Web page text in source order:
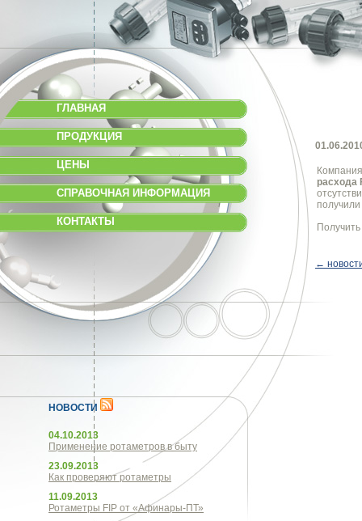
ГЛАВНАЯ
ПРОДУКЦИЯ
ЦЕНЫ
СПРАВОЧНАЯ ИНФОРМАЦИЯ
КОНТАКТЫ
НОВОСТИ
04.10.2013
Применение ротаметров в быту
23.09.2013
Как проверяют ротаметры
11.09.2013
Ротаметры FIP от «Афинары-ПТ»
расхода
←